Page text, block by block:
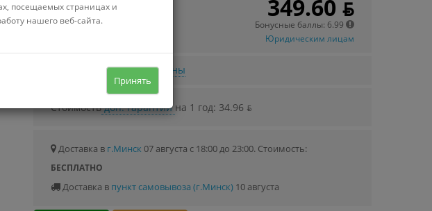
Можно купить в кредит
Стоимость от 5.43 ƃ/мec.
349.60 ƃ
Бонусные баллы: 6.99
Юридическим лицам
Узнать о снижении цены
Стоимостьдоп. гарантиина 1 год: 34.96 ƃ
Доставка в г.Минск 07 августа с 18:00 до 23:00. Стоимость:
БЕСПЛАТНО
Доставка в пункт самовывоза (г.Минск)10 августа
посещаемых страницах и
нашего веб-сайта.
Принять